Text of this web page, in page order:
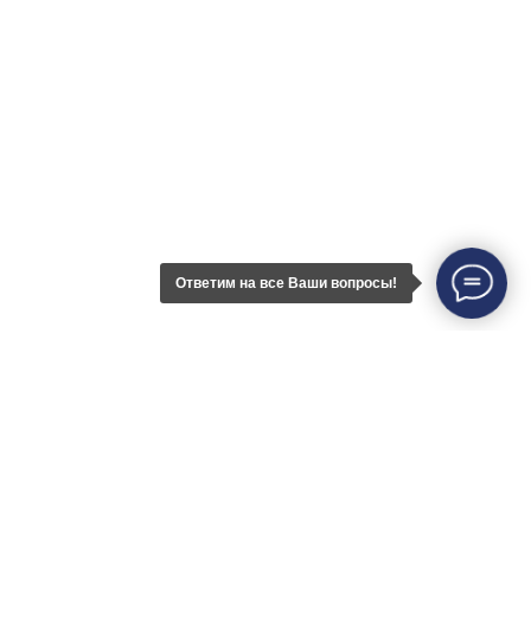
Ответим на все Ваши вопросы!